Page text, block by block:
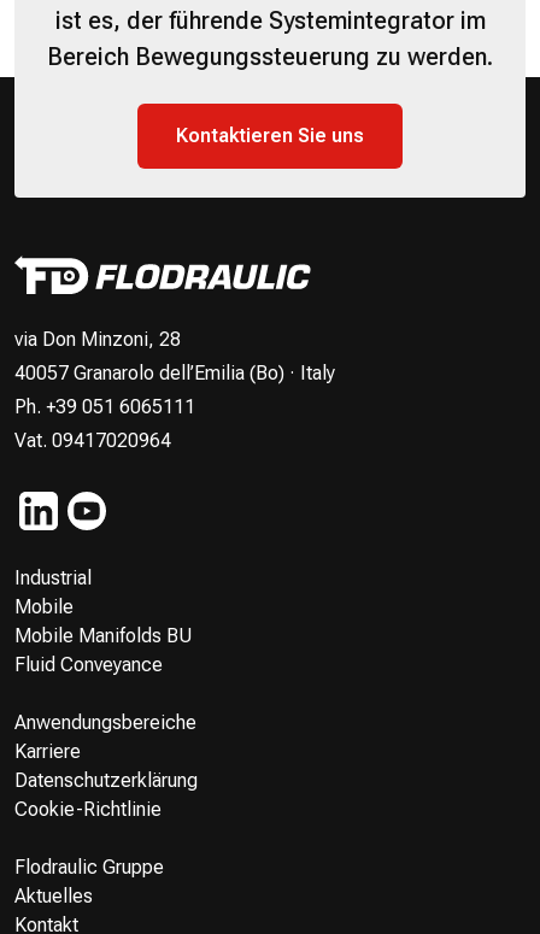
ist es, der führende Systemintegrator im
Bereich Bewegungssteuerung zu werden.
Kontaktieren Sie uns
via Don Minzoni, 28
40057 Granarolo dell’Emilia (Bo) · Italy
Ph. +39 051 6065111
Vat. 09417020964
Industrial
Mobile
Mobile Manifolds BU
Fluid Conveyance
Anwendungsbereiche
Karriere
Datenschutzerklärung
Cookie-Richtlinie
Flodraulic Gruppe
Aktuelles
Kontakt